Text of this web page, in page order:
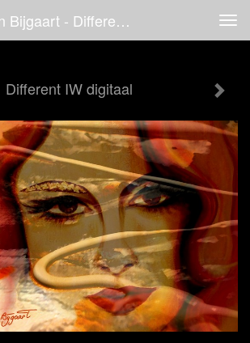
Dionne Van Den Bijgaart - Different IW Digitaal
Different IW digitaal